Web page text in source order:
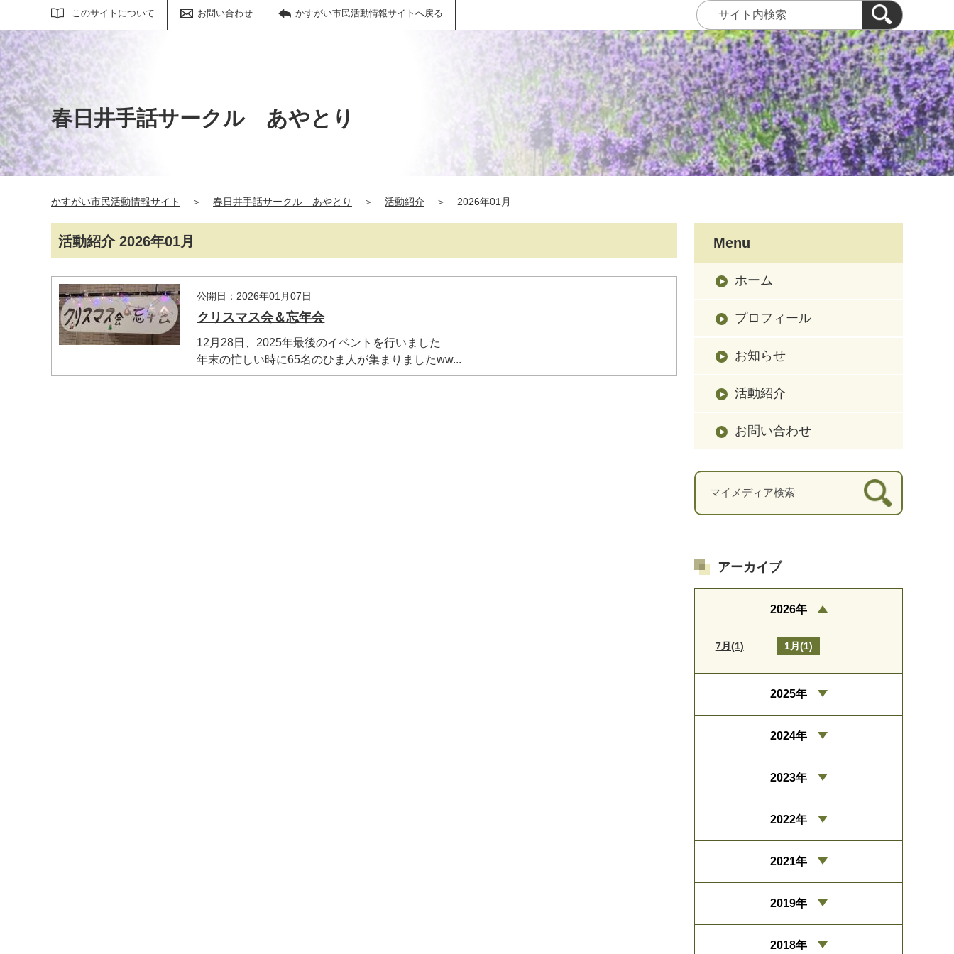
このサイトについて お問い合わせ かすがい市民活動情報サイトへ戻る
サイト内検索
春日井手話サークル あやとり
かすがい市民活動情報サイト ＞ 春日井手話サークル あやとり ＞ 活動紹介 ＞ 2026年01月
活動紹介 2026年01月
公開日：2026年01月07日
クリスマス会＆忘年会
12月28日、2025年最後のイベントを行いました
年末の忙しい時に65名のひま人が集まりましたww...
Menu
ホーム
プロフィール
お知らせ
活動紹介
お問い合わせ
アーカイブ
2026年
7月(1) 1月(1)
2025年
2024年
2023年
2022年
2021年
2019年
2018年